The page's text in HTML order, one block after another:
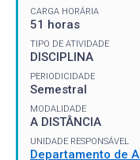
CARGA HORÁRIA
51 horas
TIPO DE ATIVIDADE
DISCIPLINA
PERIODICIDADE
Semestral
MODALIDADE
A DISTÂNCIA
UNIDADE RESPONSÁVEL
Departamento de